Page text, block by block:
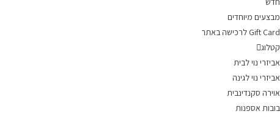
מבצעים מיוחדים
Gift Card לרכישה באתר
קטלוג
אביזרי נוי לבית
אביזרי נוי לגינה
אוירה סקנדינבית
בובות אספנות